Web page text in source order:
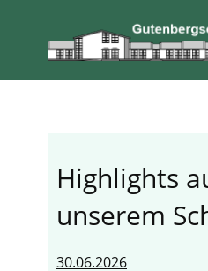
Highlights
unserem
30.06.2026